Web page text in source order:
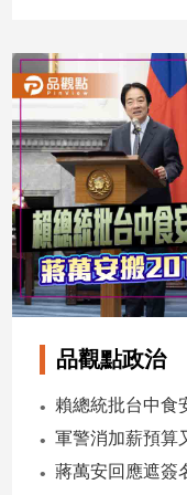
國
會
焦
點
觀
點
兩
岸/
國
社
方
品觀點政治